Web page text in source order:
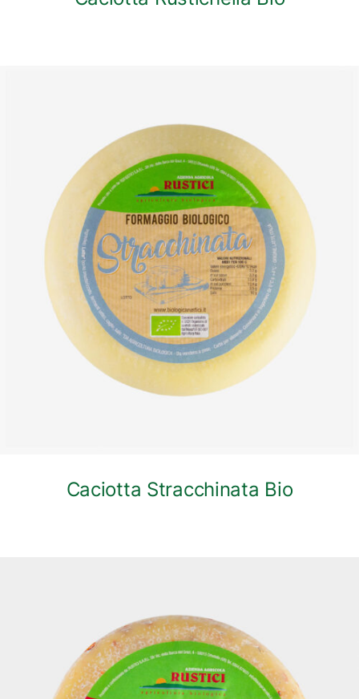
DETTAGLI
Caciotta Stracchinata Bio